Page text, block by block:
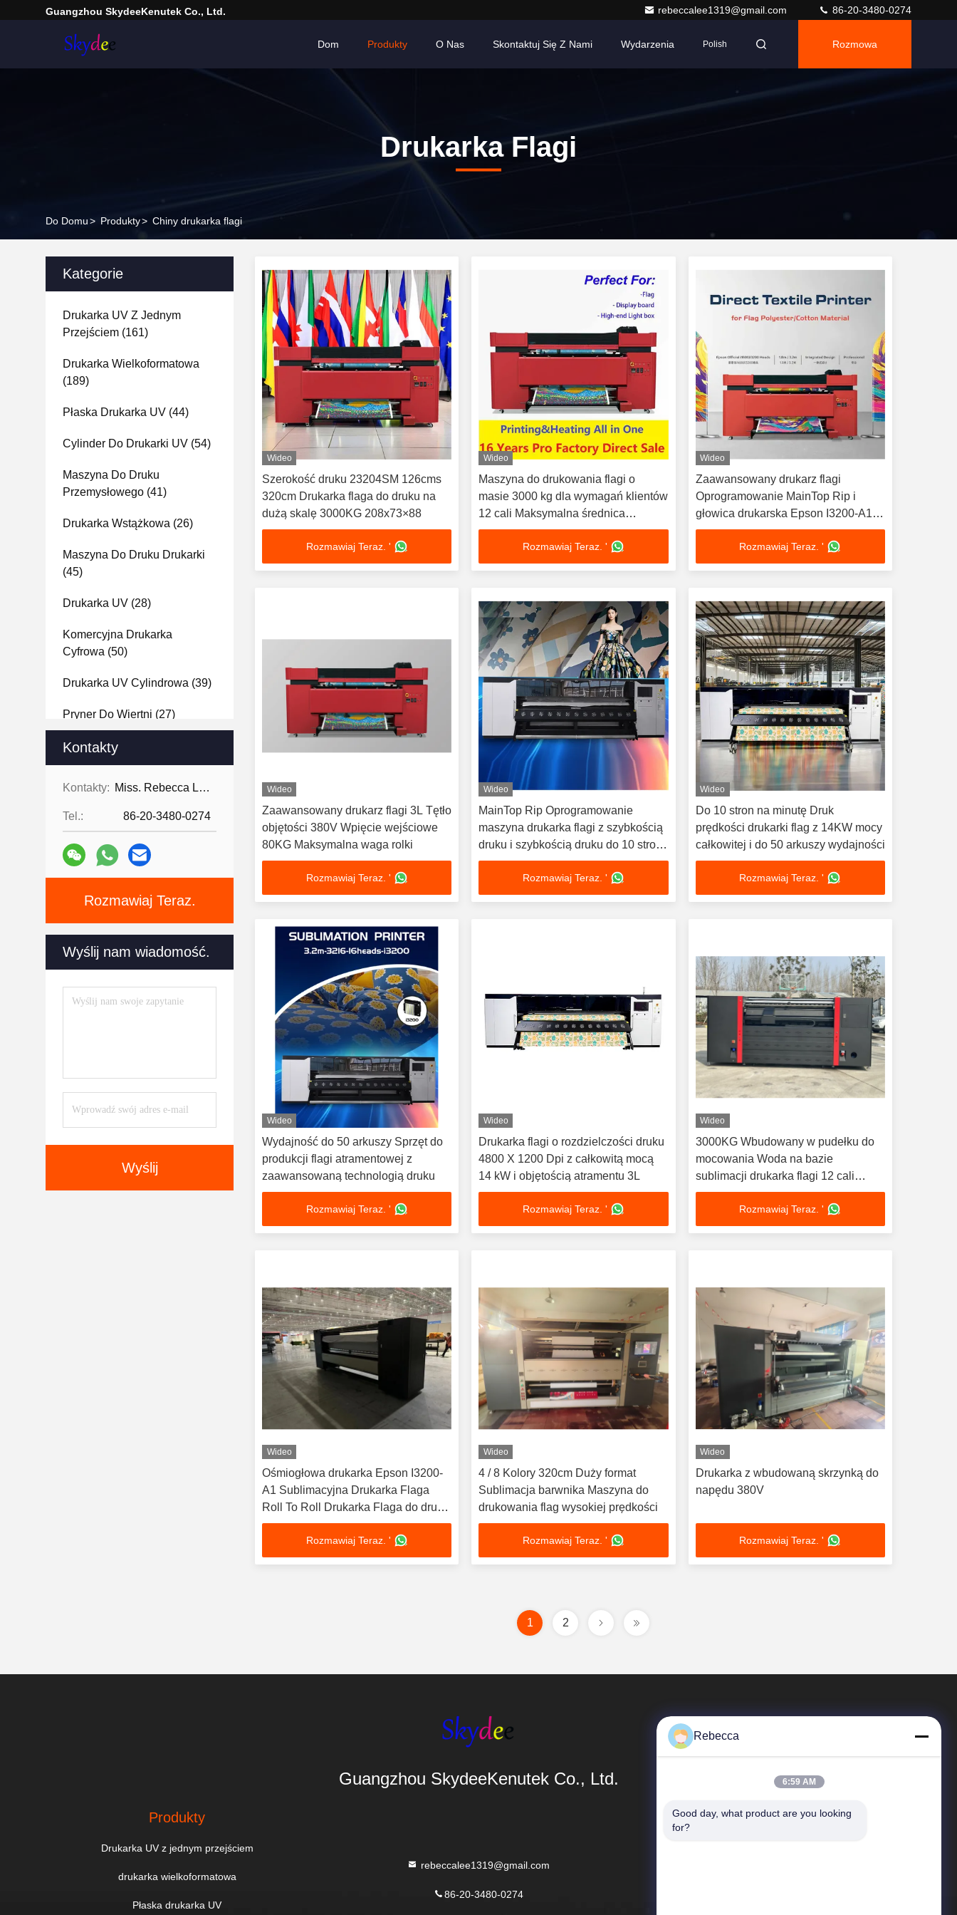
Guangzhou SkydeeKenutek Co., Ltd. rebeccalee1319@gmail.com 86-20-3480-0274
Dom Produkty O Nas Skontaktuj Się Z Nami Wydarzenia Polish Rozmowa
Drukarka Flagi
Do Domu> Produkty> Chiny drukarka flagi
Kategorie
Drukarka UV Z Jednym
Przejściem (161)
Drukarka Wielkoformatowa
(189)
Płaska Drukarka UV (44)
Cylinder Do Drukarki UV (54)
Maszyna Do Druku
Przemysłowego (41)
Drukarka Wstążkowa (26)
Maszyna Do Druku Drukarki
(45)
Drukarka UV (28)
Komercyjna Drukarka
Cyfrowa (50)
Drukarka UV Cylindrowa (39)
Pryner Do Wiertni (27)
Drukarka Flagi
Tekstyliów (21)
Plazmy(20)
Atrament Do Drukarek UV(11)
Maszyna Do Druku UV(1045)
Kontakty
Kontakty: Miss. Rebecca Lee
Tel.: 86-20-3480-0274
Rozmawiaj Teraz.
Wyślij nam wiadomość.
Wyślij
Wideo
Szerokość druku 23204SM 126cms
320cm Drukarka flaga do druku na
dużą skalę 3000KG 208x73×88
Rozmawiaj Teraz. '
Wideo
Maszyna do drukowania flagi o
masie 3000 kg dla wymagań klientów
12 cali Maksymalna średnica
zawijania
Rozmawiaj Teraz. '
Wideo
Zaawansowany drukarz flagi
Oprogramowanie MainTop Rip i
głowica drukarska Epson I3200-A1 z
objętością atramentu 3L
Rozmawiaj Teraz. '
Wideo
Zaawansowany drukarz flagi 3L Tętło
objętości 380V Wpięcie wejściowe
80KG Maksymalna waga rolki
Rozmawiaj Teraz. '
Wideo
MainTop Rip Oprogramowanie
maszyna drukarka flagi z szybkością
druku i szybkością druku do 10 stron
na minutę
Rozmawiaj Teraz. '
Wideo
Do 10 stron na minutę Druk
prędkości drukarki flag z 14KW mocy
całkowitej i do 50 arkuszy wydajności
Rozmawiaj Teraz. '
Wideo
Wydajność do 50 arkuszy Sprzęt do
produkcji flagi atramentowej z
zaawansowaną technologią druku
Rozmawiaj Teraz. '
Wideo
Drukarka flagi o rozdzielczości druku
4800 X 1200 Dpi z całkowitą mocą
14 kW i objętością atramentu 3L
Rozmawiaj Teraz. '
Wideo
3000KG Wbudowany w pudełku do
mocowania Woda na bazie
sublimacji drukarka flagi 12 cali
Winding 23204SM 126 cali
Rozmawiaj Teraz. '
Wideo
Ośmiogłowa drukarka Epson I3200-
A1 Sublimacyjna Drukarka Flaga
Roll To Roll Drukarka Flaga do druku
żywego
Rozmawiaj Teraz. '
Wideo
4 / 8 Kolory 320cm Duży format
Sublimacja barwnika Maszyna do
drukowania flag wysokiej prędkości
Rozmawiaj Teraz. '
Wideo
Drukarka z wbudowaną skrzynką do
napędu 380V
Rozmawiaj Teraz. '
1 2
Guangzhou SkydeeKenutek Co., Ltd.
Produkty
Drukarka UV z jednym przejściem
drukarka wielkoformatowa
Płaska drukarka UV
rebeccalee1319@gmail.com
86-20-3480-0274
Szybkie Linki
Rebecca
6:59 AM
Good day, what product are you looking
for?